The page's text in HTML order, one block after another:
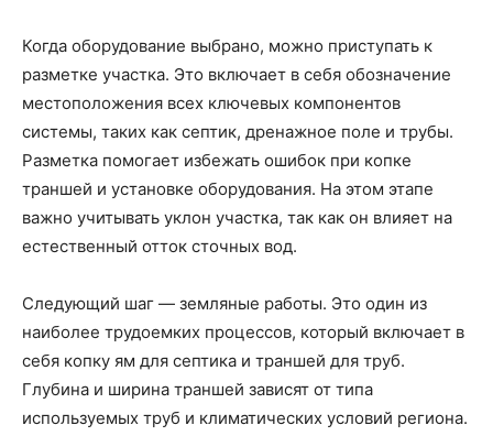
Когда оборудование выбрано, можно приступать к
разметке участка. Это включает в себя обозначение
местоположения всех ключевых компонентов
системы, таких как септик, дренажное поле и трубы.
Разметка помогает избежать ошибок при копке
траншей и установке оборудования. На этом этапе
важно учитывать уклон участка, так как он влияет на
естественный отток сточных вод.
Следующий шаг — земляные работы. Это один из
наиболее трудоемких процессов, который включает в
себя копку ям для септика и траншей для труб.
Глубина и ширина траншей зависят от типа
используемых труб и климатических условий региона.